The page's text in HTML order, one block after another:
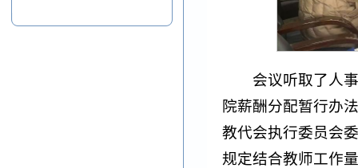
会议听取了人
院薪酬分配暂行办
教代会执行委员会
规定结合教师工作